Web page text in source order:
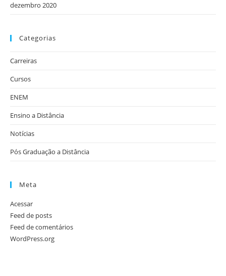
dezembro 2020
Categorias
Carreiras
Cursos
ENEM
Ensino a Distância
Notícias
Pós Graduação a Distância
Meta
Acessar
Feed de posts
Feed de comentários
WordPress.org